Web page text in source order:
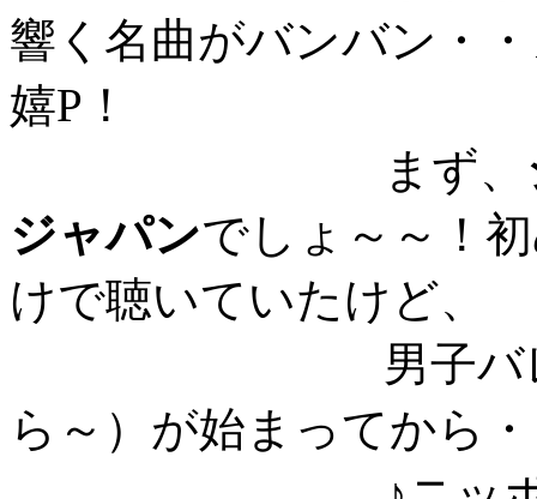
響く名曲がバンバン・
嬉P！
まず、
ジャパンでしょ～～！
けで聴いていたけど、
男子バレー・
ら～）が始まってから